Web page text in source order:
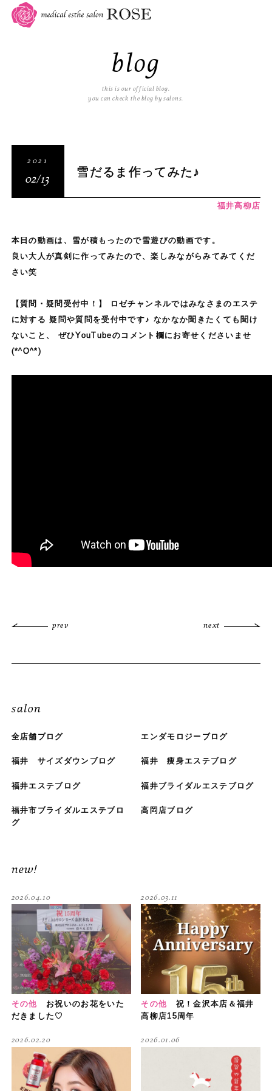
blog
this is our official blog.
you can check the blog by salons.
2021
02/13 雪だるま作ってみた♪
福井高柳店
本日の動画は、雪が積もったので雪遊びの動画です。
良い大人が真剣に作ってみたので、楽しみながらみてみてくだ
さい笑
【質問・疑問受付中！】 ロゼチャンネルではみなさまのエステ
に対する 疑問や質問を受付中です♪ なかなか聞きたくても聞け
ないこと、 ぜひYouTubeのコメント欄にお寄せくださいませ
(*^O^*)
prev next
salon
全店舗ブログ エンダモロジーブログ
福井 サイズダウンブログ 福井 痩身エステブログ
福井エステブログ 福井ブライダルエステブログ
福井市ブライダルエステブロ
グ
高岡店ブログ
new!
その他
お祝いのお花をいた
だきました♡
2026.04.10
その他
祝！金沢本店＆福井
高柳店15周年
2026.03.11
2026.02.20 2026.01.06